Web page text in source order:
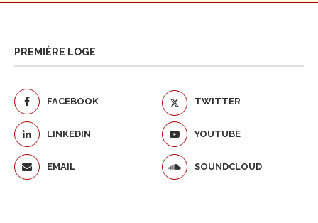
PREMIÈRE LOGE
FACEBOOK TWITTER
LINKEDIN YOUTUBE
EMAIL SOUNDCLOUD